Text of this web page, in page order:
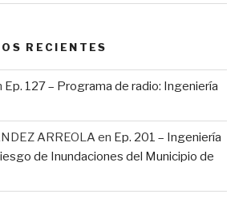
RECIENTES
Ep. 127 – Programa de radio: Ingeniería
ARREOLA en Ep. 201 – Ingeniería
de Inundaciones del Municipio de